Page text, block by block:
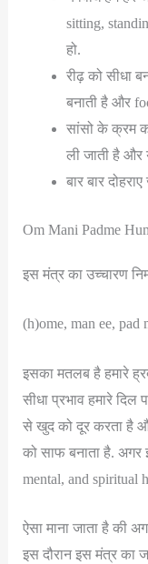
sitting,
हो.
रीढ़ को सीधा
बनाती है और
सांसो के क्रम
ली जाती है और
बार बार
Om Mani Padme
इस मंत्र का उच्चारण
(h)ome, man ee, pad
इसका मतलब है हमारे
सीधा प्रभाव हमारे
से खुद को दूर करता है
को साफ बनाता है. अगर
mental, and spiritual
ऐसा माना जाता है की
इस दौरान इस मंत्र का